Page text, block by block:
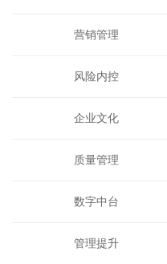
营销管理
风险内控
企业文化
质量管理
数字中台
管理提升